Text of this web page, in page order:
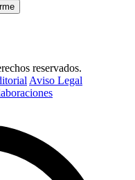
reservados.
Aviso Legal